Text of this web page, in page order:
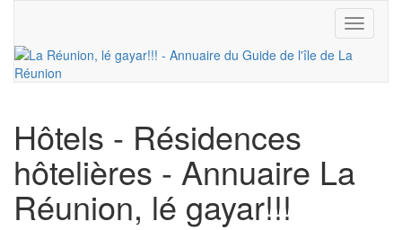
Toggle
Hôtels - Résidences
hôtelières - Annuaire La
Réunion, lé gayar!!!